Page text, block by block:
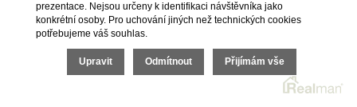
prezentace. Nejsou určeny k identifikaci návštěvníka jako
konkrétní osoby. Pro uchování jiných než technických cookies
potřebujeme váš souhlas.
Upravit Odmítnout Přijímám vše